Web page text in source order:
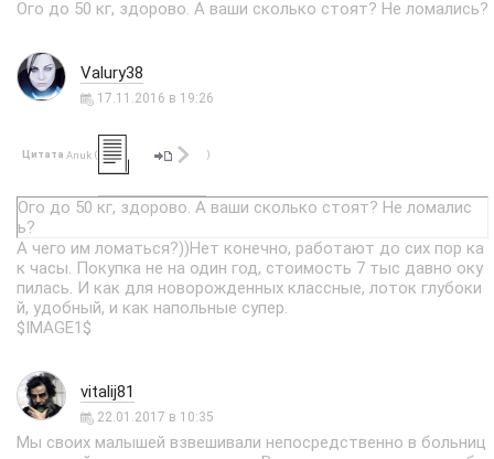
Ого до 50 кг, здорово. А ваши сколько стоят? Не ломались?
Valury38
17.11.2016 в 19:26
Цитата Anuk ( )
Ого до 50 кг, здорово. А ваши сколько стоят? Не ломалис
ь?
А чего им ломаться?))Нет конечно, работают до сих пор ка
к часы. Покупка не на один год, стоимость 7 тыс давно оку
пилась. И как для новорожденных классные, лоток глубоки
й, удобный, и как напольные супер.
$IMAGE1$
vitalij81
22.01.2017 в 10:35
Мы своих малышей взвешивали непосредственно в больниц